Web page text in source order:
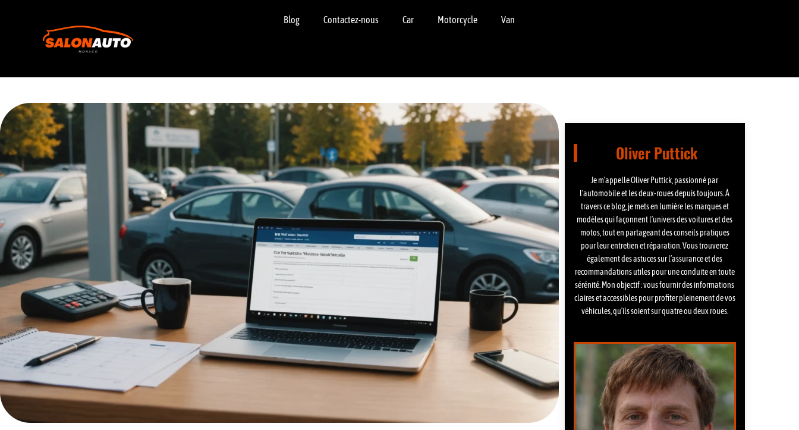
Blog Contactez-nous Car Motorcycle Van
Oliver Puttick
Je m’appelle Oliver Puttick, passionné par
l’automobile et les deux-roues depuis toujours. À
travers ce blog, je mets en lumière les marques et
modèles qui façonnent l’univers des voitures et des
motos, tout en partageant des conseils pratiques
pour leur entretien et réparation. Vous trouverez
également des astuces sur l’assurance et des
recommandations utiles pour une conduite en toute
sérénité. Mon objectif : vous fournir des informations
claires et accessibles pour profiter pleinement de vos
véhicules, qu’ils soient sur quatre ou deux roues.